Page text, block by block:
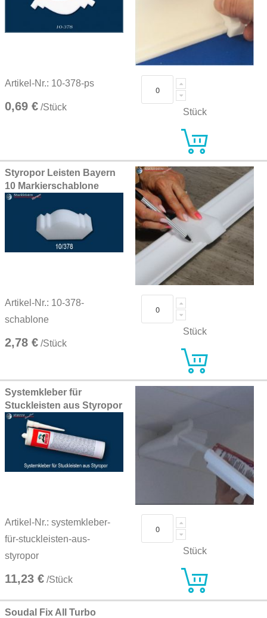
Artikel-Nr.: 10-378-ps
0,69 € /Stück Stück
Styropor Leisten Bayern
10 Markierschablone
Artikel-Nr.: 10-378-
schablone
2,78 € /Stück
Stück
Systemkleber für
Stuckleisten aus Styropor
Artikel-Nr.: systemkleber-
für-stuckleisten-aus-
styropor
11,23 € /Stück
Stück
Soudal Fix All Turbo